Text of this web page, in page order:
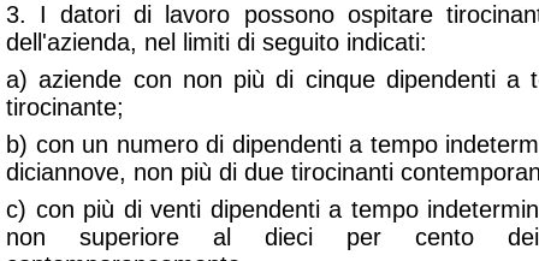
3. I datori di lavoro possono ospitare
dell'azienda, nel limiti di seguito indicati:
a) aziende con non più di cinque dipendenti a
tirocinante;
b) con un numero di dipendenti a tempo
diciannove, non più di due tirocinanti
c) con più di venti dipendenti a tempo
non superiore al dieci per cento dei